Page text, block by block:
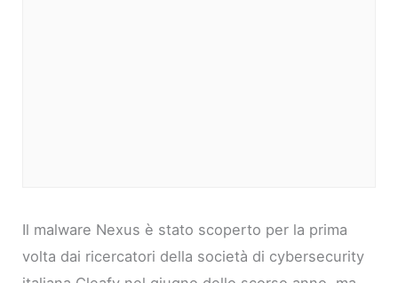
Il malware Nexus è stato scoperto per la prima
volta dai ricercatori della società di cybersecurity